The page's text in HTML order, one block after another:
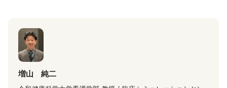
増山 純二